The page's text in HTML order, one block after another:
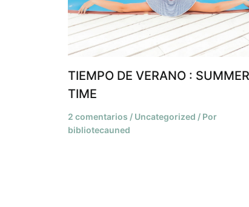
TIEMPO DE VERANO : SUMMER
TIME
2 comentarios / Uncategorized / Por
bibliotecauned